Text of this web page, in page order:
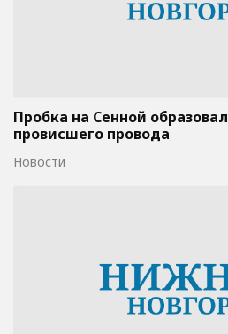
Пробка на Сенной
провисшего провода
Новости